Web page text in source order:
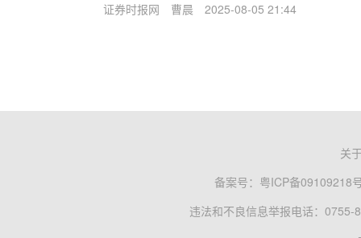
证券时报网 曹晨 2025-08-05 21:44
关
备案号： 粤ICP备09109218
违法和不良信息举报电话：0755-